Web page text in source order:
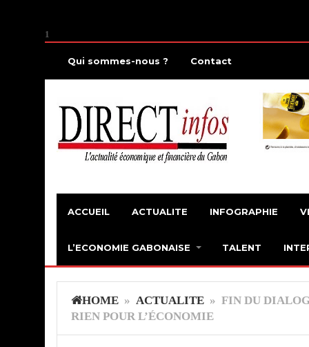
1
Qui sommes-nous ? Contact
ACCUEIL ACTUALITE INFOGRAPHIE
L’ECONOMIE GABONAISE TALENT
HOME » ACTUALITE » FIN DU
RIEN POUR L’ÉCONOMIE